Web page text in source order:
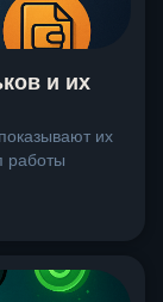
и их
их
работы